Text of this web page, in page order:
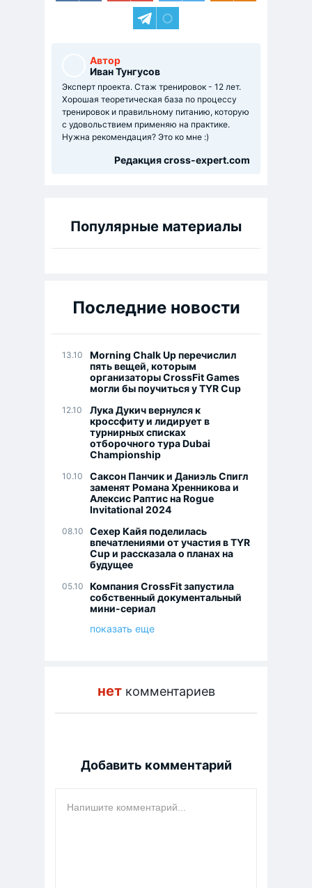
Автор
Иван Тунгусов
Эксперт проекта. Стаж тренировок - 12 лет.
Хорошая теоретическая база по процессу
тренировок и правильному питанию, которую
с удовольствием применяю на практике.
Нужна рекомендация? Это ко мне :)
Редакция cross-expert.com
Популярные материалы
Последние новости
13.10
Morning Chalk Up перечислил
пять вещей, которым
организаторы CrossFit Games
могли бы поучиться у TYR Cup
12.10
Лука Дукич вернулся к
кроссфиту и лидирует в
турнирных списках
отборочного тура Dubai
Championship
10.10
Саксон Панчик и Даниэль Спигл
заменят Романа Хренникова и
Алексис Раптис на Rogue
Invitational 2024
08.10
Сехер Кайя поделилась
впечатлениями от участия в TYR
Cup и рассказала о планах на
будущее
05.10
Компания CrossFit запустила
собственный документальный
мини-сериал
показать еще
неткомментариев
Добавить комментарий